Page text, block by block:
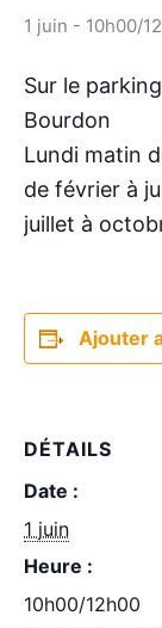
1 juin - 10h00/
Sur le
Bourdon
Lundi matin
de février à
juillet à
Ajouter
DÉTAILS
Date :
1 juin
Heure :
10h00/12h00